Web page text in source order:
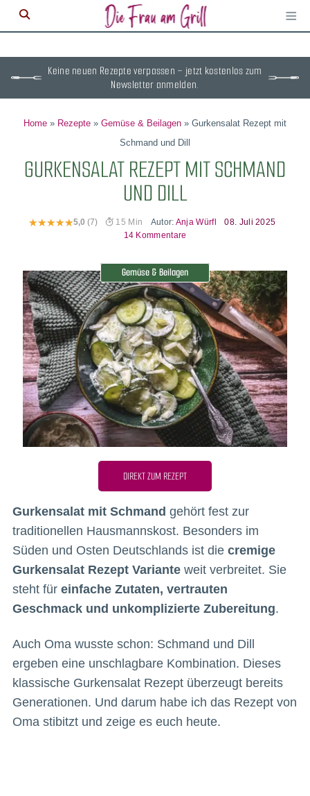
≡
Keine neuen Rezepte verpassen – jetzt kostenlos zum
Newsletter anmelden.
Home » Rezepte » Gemüse & Beilagen » Gurkensalat Rezept mit
Schmand und Dill
GURKENSALAT REZEPT MIT SCHMAND
UND DILL
5,0 (7) 15 Min Autor: Anja Würfl
08. Juli 2025
14 Kommentare
Gemüse & Beilagen
DIREKT ZUM REZEPT
Gurkensalat mit Schmand gehört fest zur
traditionellen Hausmannskost. Besonders im
Süden und Osten Deutschlands ist die cremige
Gurkensalat Rezept Varianteweit verbreitet. Sie
steht für einfache Zutaten, vertrauten
Geschmack und unkomplizierte Zubereitung.
Auch Oma wusste schon: Schmand und Dill
ergeben eine unschlagbare Kombination. Dieses
klassische Gurkensalat Rezept überzeugt bereits
Generationen. Und darum habe ich das Rezept von
Oma stibitzt und zeige es euch heute.